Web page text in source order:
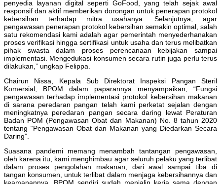
penyedia layanan digital seperti GoFood, yang telah sejak awal
responsif dan aktif memberikan dorongan untuk penerapan protokol
kebersihan terhadap mitra usahanya. Selanjutnya, agar
pengawasan penerapan protokol kebersihan semakin optimal, salah
satu rekomendasi kami adalah agar pemerintah menyederhanakan
proses verifikasi hingga sertifikasi untuk usaha dan terus melibatkan
pihak swasta dalam proses perencanaan kebijakan sampai
implementasi. Mengedukasi konsumen secara rutin juga perlu terus
dilakukan,” ungkap Felippa.
Chairun Nissa, Kepala Sub Direktorat Inspeksi Pangan Steril
Komersial, BPOM dalam paparannya menyampaikan, “Fungsi
pengawasan terhadap implementasi protokol kebersihan makanan
di sarana peredaran pangan telah kami perketat sejalan dengan
meningkatnya peredaran pangan secara daring lewat Peraturan
Badan POM (Pengawasan Obat dan Makanan) No. 8 tahun 2020
tentang “Pengawasan Obat dan Makanan yang Diedarkan Secara
Daring”.
Suasana pandemi memang menambah tantangan pengawasan,
oleh karena itu, kami menghimbau agar seluruh pelaku yang terlibat
dalam proses pengolahan makanan, dari awal sampai tiba di
tangan konsumen, untuk terlibat dalam menjaga kebersihannya dan